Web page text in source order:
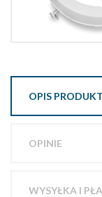
OPIS
OPINIE
WYSYŁKA I